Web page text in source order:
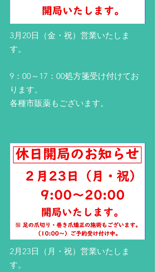
3月20日（金・祝）営業いたしま
す。
9：00～17：00処方箋受け付けてお
ります。
各種市販薬もございます。
2月23日（月・祝）営業いたしま
す。